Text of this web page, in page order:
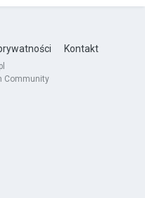
Kontakt
Community